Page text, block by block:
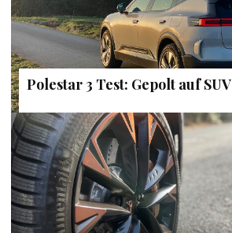
Polestar 3 Test: Gepolt auf SUV